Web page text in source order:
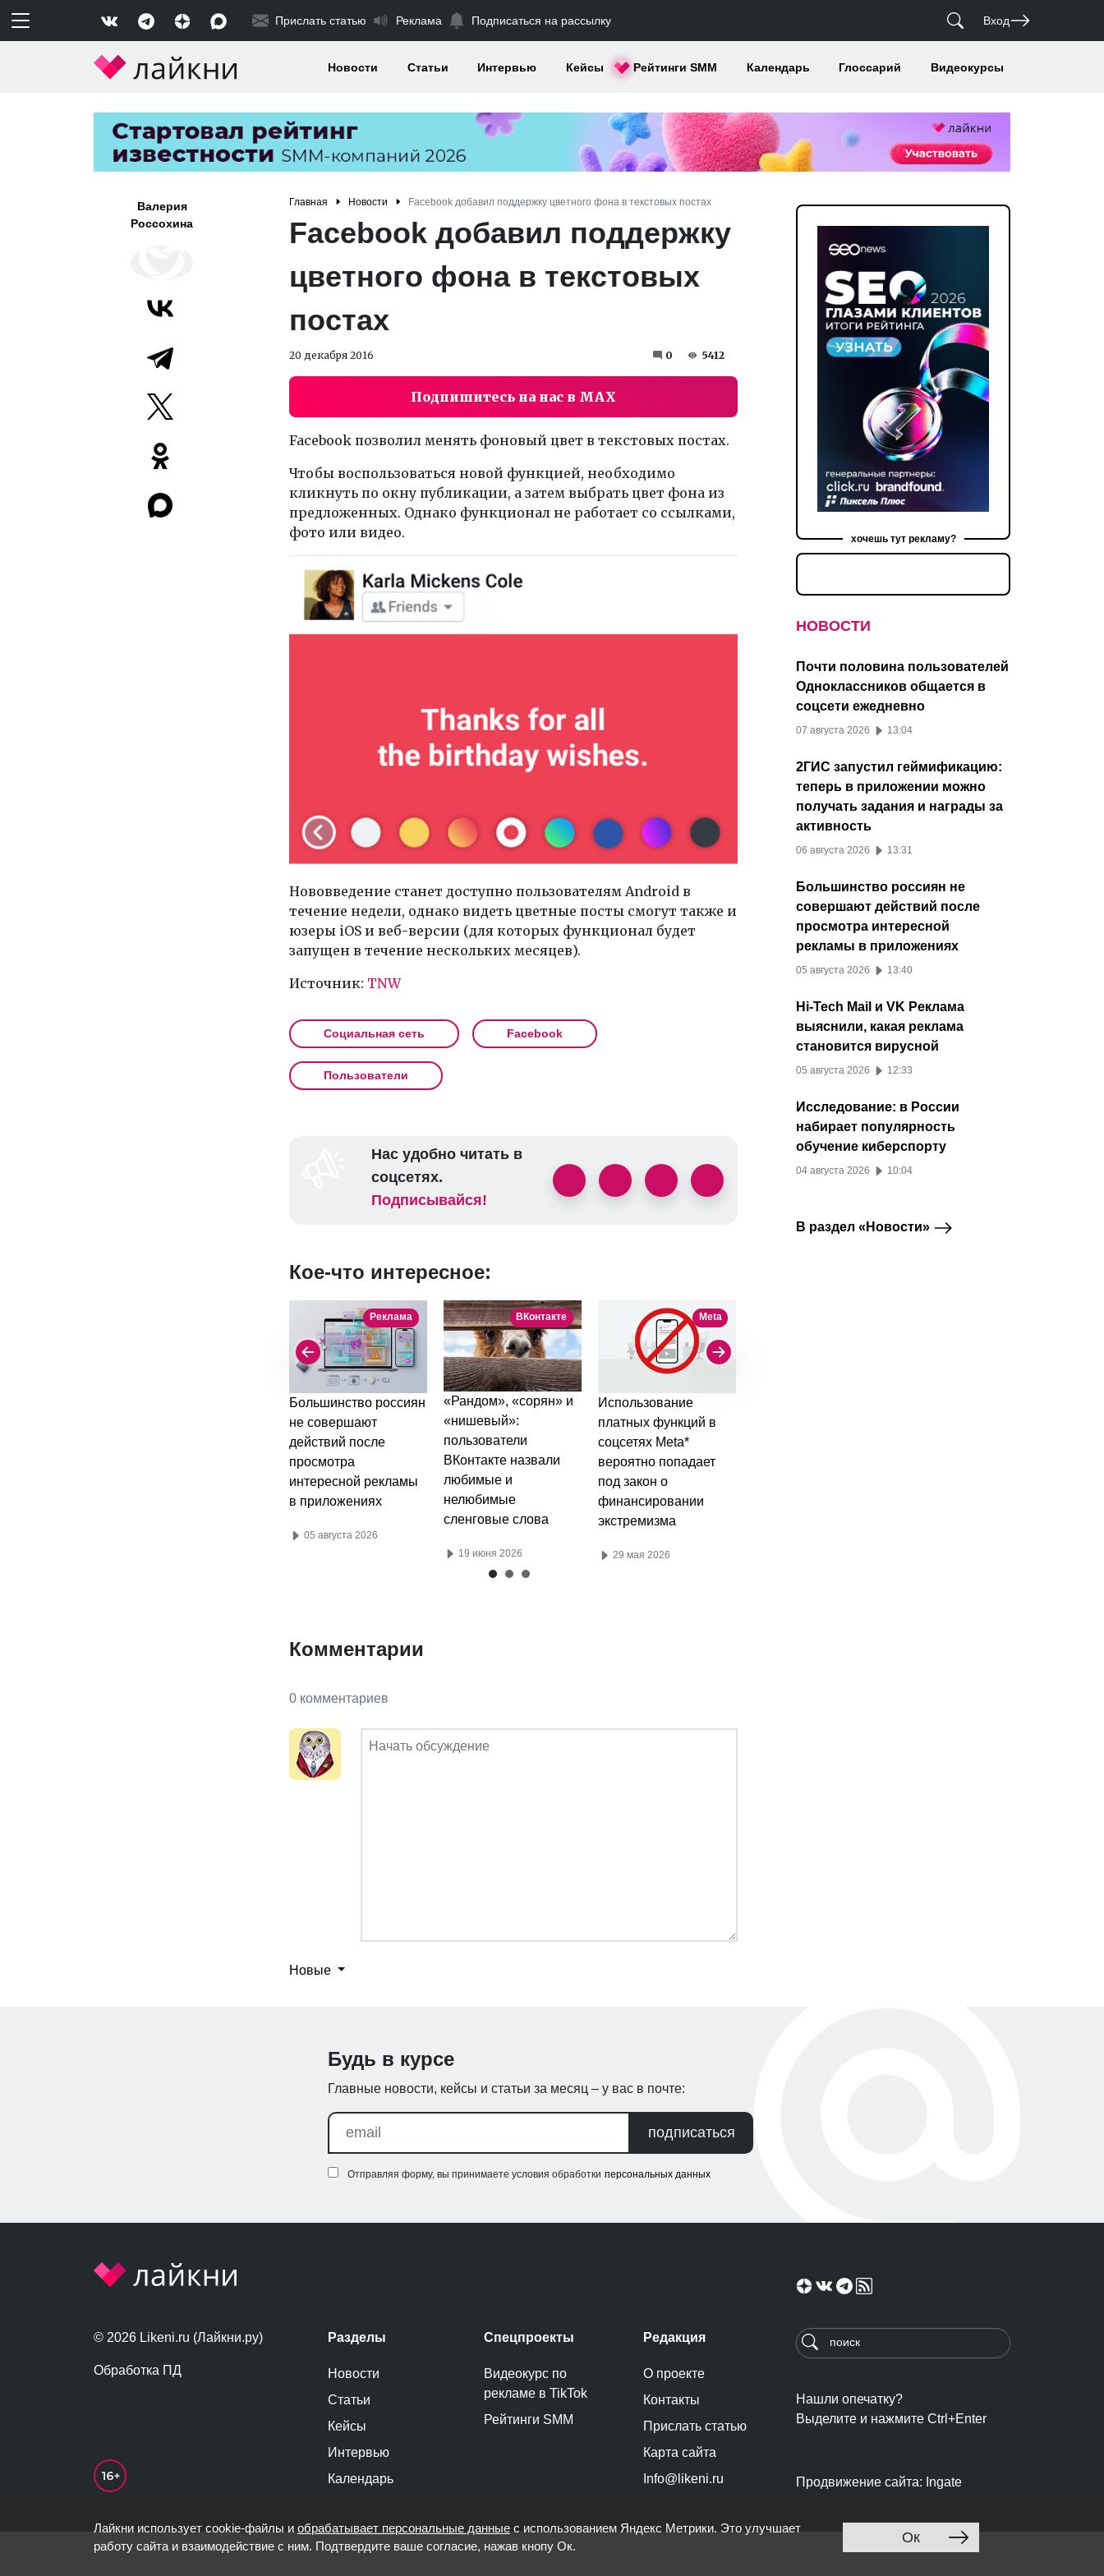
Прислать статью Реклама Подписаться на рассылку Вход
Новости Статьи Интервью Кейсы Рейтинги SMM Календарь Глоссарий Видеокурсы
Валерия
Россохина
Главная Новости Facebook добавил поддержку цветного фона в текстовых постах
Facebook добавил поддержку
цветного фона в текстовых
постах
20 декабря 2016 0 5412
Подпишитесь на нас в MAX
Facebook позволил менять фоновый цвет в текстовых постах.
Чтобы воспользоваться новой функцией, необходимо
кликнуть по окну публикации, а затем выбрать цвет фона из
предложенных. Однако функционал не работает со ссылками,
фото или видео.
Нововведение станет доступно пользователям Android в
течение недели, однако видеть цветные посты смогут также и
юзеры iOS и веб-версии (для которых функционал будет
запущен в течение нескольких месяцев).
Источник: TNW
Социальная сеть Facebook
Пользователи
Нас удобно читать в
соцсетях.
Подписывайся!
Кое-что интересное:
Реклама
Большинство россиян
не совершают
действий после
просмотра
интересной рекламы
в приложениях
05 августа 2026
ВКонтакте
«Рандом», «сорян» и
«нишевый»:
пользователи
ВКонтакте назвали
любимые и
нелюбимые
сленговые слова
19 июня 2026
Meta
Использование
платных функций в
соцсетях Meta*
вероятно попадает
под закон о
финансировании
экстремизма
29 мая 2026
Комментарии
0 комментариев
Новые
хочешь тут рекламу?
НОВОСТИ
Почти половина пользователей
Одноклассников общается в
соцсети ежедневно
07 августа 2026 13:04
2ГИС запустил геймификацию:
теперь в приложении можно
получать задания и награды за
активность
06 августа 2026 13:31
Большинство россиян не
совершают действий после
просмотра интересной
рекламы в приложениях
05 августа 2026 13:40
Hi-Tech Mail и VK Реклама
выяснили, какая реклама
становится вирусной
05 августа 2026 12:33
Исследование: в России
набирает популярность
обучение киберспорту
04 августа 2026 10:04
В раздел «Новости»
Будь в курсе
Главные новости, кейсы и статьи за месяц – у вас в почте:
подписаться
Отправляя форму, вы принимаете условия обработки персональных данных
© 2026 Likeni.ru (Лайкни.ру)
Обработка ПД
Разделы
Новости
Статьи
Кейсы
Интервью
Календарь
Спецпроекты
Видеокурс по
рекламе в TikTok
Рейтинги SMM
Редакция
О проекте
Контакты
Прислать статью
Карта сайта
Info@likeni.ru
Нашли опечатку?
Выделите и нажмите Ctrl+Enter
Продвижение сайта: Ingate
Лайкни использует cookie-файлы и обрабатывает персональные данные с использованием Яндекс Метрики. Это улучшает
работу сайта и взаимодействие с ним. Подтвердите ваше согласие, нажав кнопу Ок.
Ок